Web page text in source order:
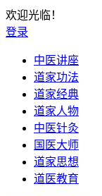
欢迎光临！
登录
中医讲座
道家功法
道家经典
道家人物
中医针灸
国医大师
道家思想
道医教育